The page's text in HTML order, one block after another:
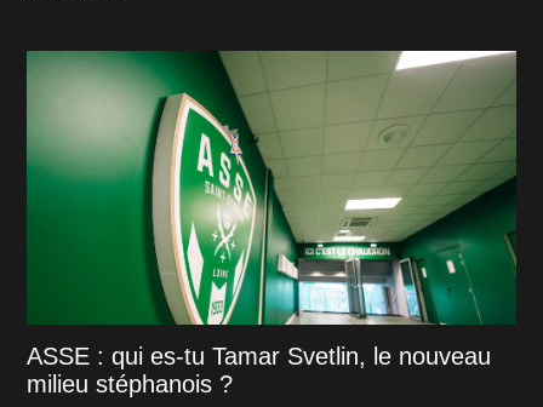
ASSE : qui es-tu Tamar Svetlin, le nouveau
milieu stéphanois ?